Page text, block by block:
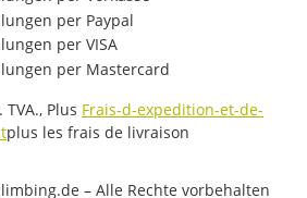
Plus Frais-d-expedition-et-de-
plus les frais de livraison
– Alle Rechte vorbehalten